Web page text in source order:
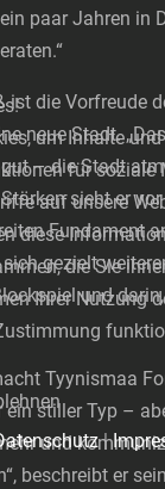
paar Jahren in
ist die Vorfreude
neue Stadt.
– die Stadt
sieht er
Fundament
gezielt
und
Tyynismaa
stiller Typ –
und
beschreibt er
um Inhalte
für soziale
auf unsere
diese
die Sie
Ihrer Nutzung
|